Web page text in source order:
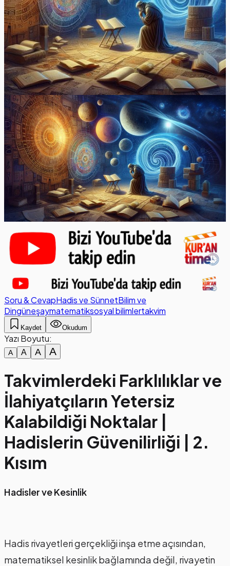
Soru & CevapHadis ve SünnetBilim ve
Dingüneşaymatematiksosyal bilimlertakvim
Kaydet Okudum
Yazı Boyutu:
A A A A
Takvimlerdeki Farklılıklar ve
İlahiyatçıların Yetersiz
Kalabildiği Noktalar |
Hadislerin Güvenilirliği | 2.
Kısım
Hadisler ve Kesinlik
Hadis rivayetleri gerçekliği inşa etme açısından,
matematiksel kesinlik bağlamında değil, rivayetin